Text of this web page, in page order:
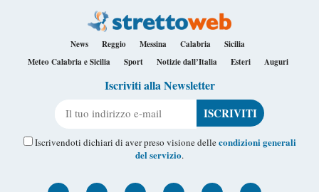
News Reggio Messina Calabria
Sicilia
Meteo Calabria e Sicilia
Sport Notizie dall’Italia Esteri Auguri
Iscriviti alla Newsletter
Iscrivendoti dichiari di aver preso visione dellecondizioni generali
del servizio.